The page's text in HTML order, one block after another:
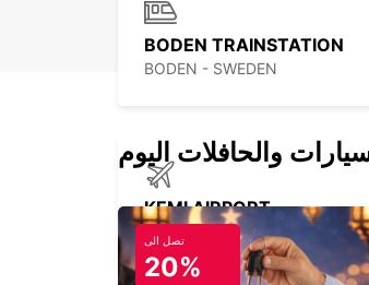
BODEN TRAINSTATION
BODEN - SWEDEN
KEMI AIRPORT
KEMI - FINLAND
تصل الى
20%